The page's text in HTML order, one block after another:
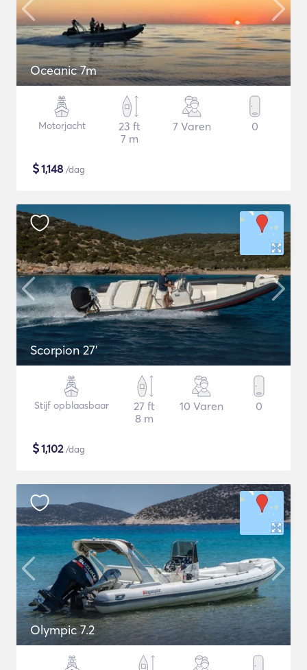
Oceanic 7m
Motorjacht
23 ft
7 m
7 Varen 0
$1,148 /dag
Scorpion 27'
Stijf opblaasbaar
27 ft
8 m
10 Varen 0
$1,102/dag
Olympic 7.2